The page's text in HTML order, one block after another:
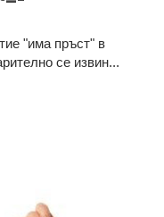
"има пръст" в
се извин...